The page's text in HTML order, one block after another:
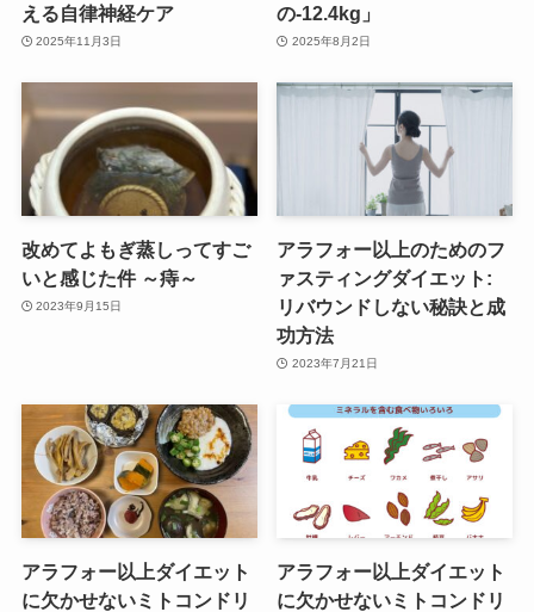
える自律神経ケア
2025年11月3日
の-12.4kg」
2025年8月2日
改めてよもぎ蒸しってすご
いと感じた件 ～痔～
2023年9月15日
アラフォー以上のためのフ
ァスティングダイエット:
リバウンドしない秘訣と成
功方法
2023年7月21日
アラフォー以上ダイエット
に欠かせないミトコンドリ
アラフォー以上ダイエット
に欠かせないミトコンドリ